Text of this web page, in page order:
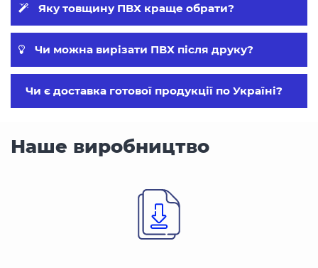
Яку товщину ПВХ краще обрати?
Чи можна вирізати ПВХ після друку?
Чи є доставка готової продукції по Україні?
Наше виробництво